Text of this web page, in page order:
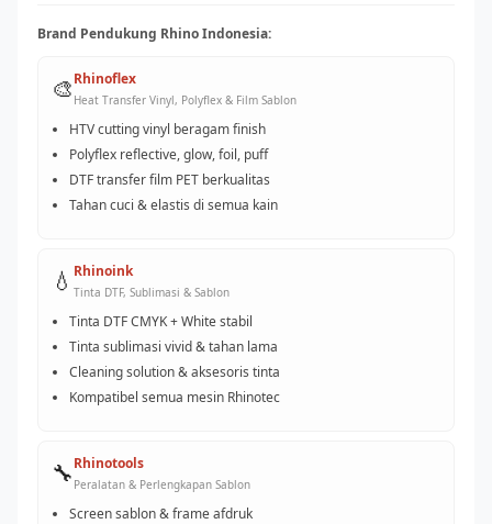
Brand Pendukung Rhino Indonesia:
🎨Rhinoflex
Heat Transfer Vinyl, Polyflex & Film Sablon
HTV cutting vinyl beragam finish
Polyflex reflective, glow, foil, puff
DTF transfer film PET berkualitas
Tahan cuci & elastis di semua kain
💧 Rhinoink
Tinta DTF, Sublimasi & Sablon
Tinta DTF CMYK + White stabil
Tinta sublimasi vivid & tahan lama
Cleaning solution & aksesoris tinta
Kompatibel semua mesin Rhinotec
🔧Rhinotools
Peralatan & Perlengkapan Sablon
Screen sablon & frame afdruk